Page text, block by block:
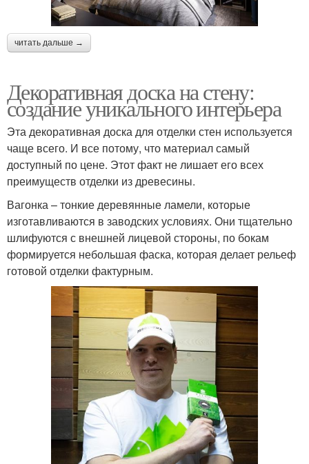
читать дальше →
Декоративная доска на стену:
создание уникального интерьера
Эта декоративная доска для отделки стен используется
чаще всего. И все потому, что материал самый
доступный по цене. Этот факт не лишает его всех
преимуществ отделки из древесины.
Вагонка – тонкие деревянные ламели, которые
изготавливаются в заводских условиях. Они тщательно
шлифуются с внешней лицевой стороны, по бокам
формируется небольшая фаска, которая делает рельеф
готовой отделки фактурным.